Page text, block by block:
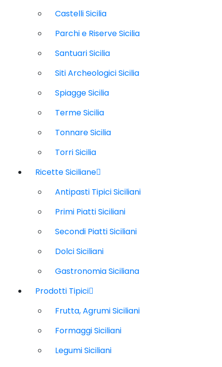
Castelli Sicilia
Parchi e Riserve Sicilia
Santuari Sicilia
Siti Archeologici Sicilia
Spiagge Sicilia
Terme Sicilia
Tonnare Sicilia
Torri Sicilia
Ricette Siciliane
Antipasti Tipici Siciliani
Primi Piatti Siciliani
Secondi Piatti Siciliani
Dolci Siciliani
Gastronomia Siciliana
Prodotti Tipici
Frutta, Agrumi Siciliani
Formaggi Siciliani
Legumi Siciliani